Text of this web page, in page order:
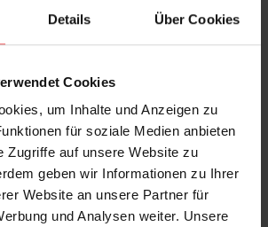
Details Über Cookies
Cookies
um Inhalte und Anzeigen zu
für soziale Medien anbieten
Zugriffe auf unsere Website zu
geben wir Informationen zu Ihrer
Website an unsere Partner für
und Analysen weiter. Unsere
| Copper